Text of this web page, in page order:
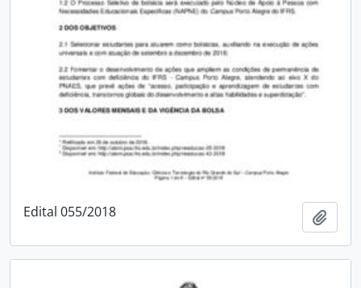
Edital 055/2018